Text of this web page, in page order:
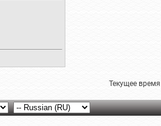
Текущее